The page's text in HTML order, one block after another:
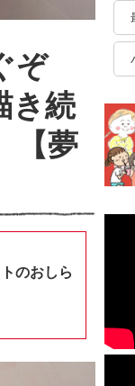
ぞ
き続
【夢
のおしら